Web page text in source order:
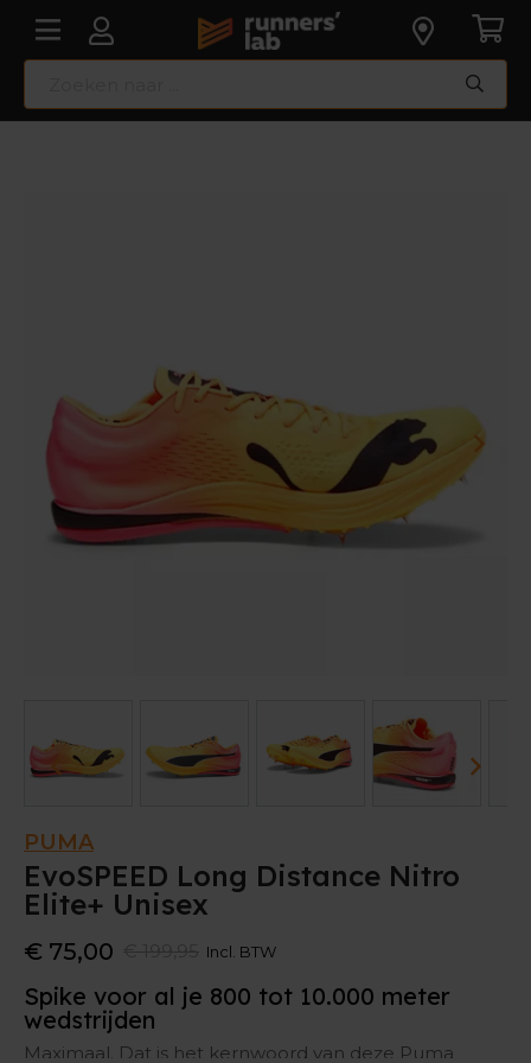
PUMA
EvoSPEED Long Distance Nitro
Elite+ Unisex
€ 75,00 Incl. BTW
Spike voor al je 800 tot 10.000 meter
wedstrijden
Maximaal. Dat is het kernwoord van deze Puma